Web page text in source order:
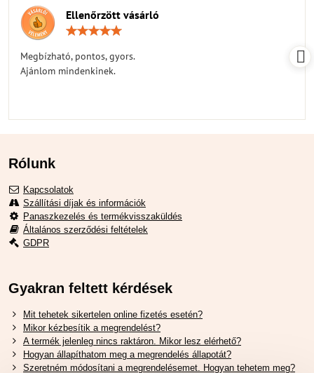
Ellenőrzött vásárló
Megbízható, pontos, gyors.
Ajánlom mindenkinek.
Rólunk
Kapcsolatok
Szállítási díjak és információk
Panaszkezelés és termékvisszaküldés
Általános szerződési feltételek
GDPR
Gyakran feltett kérdések
Mit tehetek sikertelen online fizetés esetén?
Mikor kézbesítik a megrendelést?
A termék jelenleg nincs raktáron. Mikor lesz elérhető?
Hogyan állapíthatom meg a megrendelés állapotát?
Szeretném módosítani a megrendelésemet. Hogyan tehetem meg?